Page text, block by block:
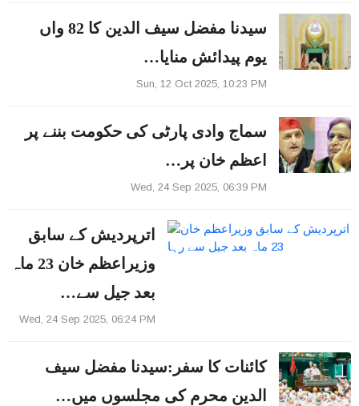
سیدنا مفضل سیف الدین کا 82 واں
یوم پیدائش منایا…
Sun, 12 Oct 2025, 10:23 PM
سماج وادی پارٹی کی حکومت بننے پر
اعظم خان پر…
Wed, 24 Sep 2025, 06:39 PM
اترپردیش کے سابق
وزیراعظم خان 23 ماہ
بعد جیل سے…
Wed, 24 Sep 2025, 06:24 PM
کائنات کا سفر:سیدنا مفضل سیف
الدین محرم کی مجلسوں میں…